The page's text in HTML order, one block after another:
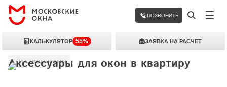
ПОЗВОНИТЬ
КАЛЬКУЛЯТОР 55% ЗАЯВКА НА РАСЧЕТ
Пластиковые окна
Аксессуары для окон в квартиру